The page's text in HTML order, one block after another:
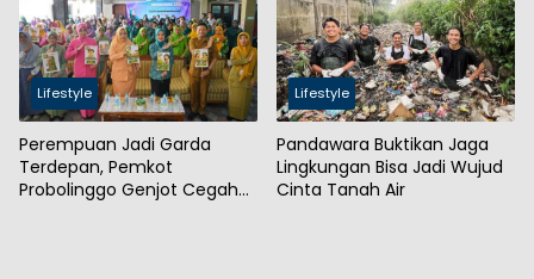
Lifestyle
Perempuan Jadi Garda
Terdepan, Pemkot
Probolinggo Genjot Cegah
Lifestyle
Pandawara Buktikan Jaga
Lingkungan Bisa Jadi Wujud
Cinta Tanah Air